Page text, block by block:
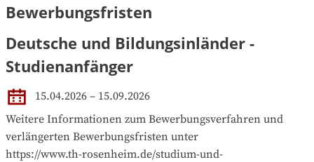
Bewerbungsfristen
Deutsche und Bildungsinländer -
Studienanfänger
15.04.2026 – 15.09.2026
Weitere Informationen zum Bewerbungsverfahren und
verlängerten Bewerbungsfristen unter
https://www.th-rosenheim.de/studium-und-